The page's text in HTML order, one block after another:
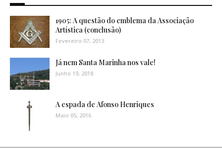
1905: A questão do emblema da Associação
Artística (conclusão)
Fevereiro 07, 2013
Já nem Santa Marinha nos vale!
Junho 19, 2018
A espada de Afonso Henriques
Maio 05, 2016